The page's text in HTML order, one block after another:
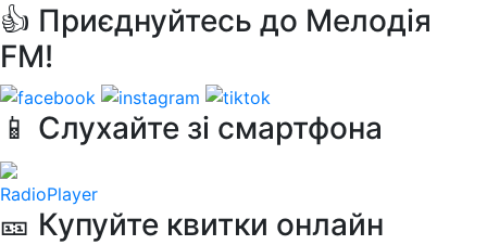
👍 Приєднуйтесь до Мелодія
FM!
📱 Слухайте зі смартфона
RadioPlayer
🎫 Купуйте квитки онлайн